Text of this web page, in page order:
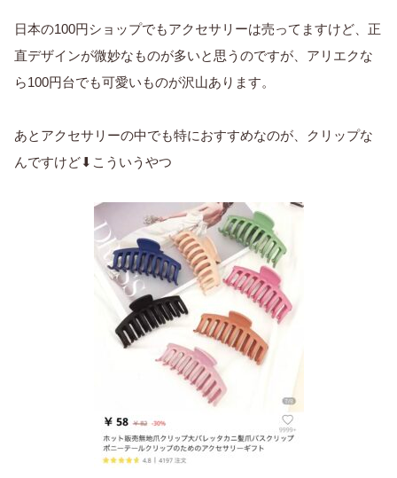
日本の100円ショップでもアクセサリーは売ってますけど、正
直デザインが微妙なものが多いと思うのですが、アリエクな
ら100円台でも可愛いものが沢山あります。
あとアクセサリーの中でも特におすすめなのが、クリップな
んですけど⬇こういうやつ